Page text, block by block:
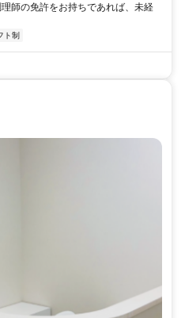
師の免許をお持ちであれば、未経
ト制